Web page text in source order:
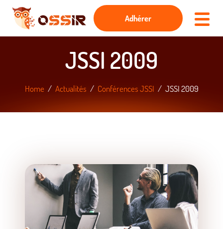
Adhérer
JSSI 2009
Home Actualités Conférences JSSI JSSI 2009